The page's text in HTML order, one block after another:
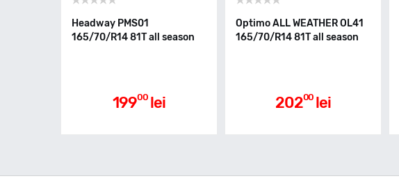
Headway PMS01
165/70/R14 81T all season
19900 lei
Optimo ALL WEATHER OL41
165/70/R14 81T all season
20200 lei